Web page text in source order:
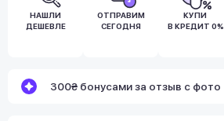
НАШЛИ
ДЕШЕВЛЕ
ОТПРАВИМ
СЕГОДНЯ
КУПИ
В КРЕДИТ 0%
300₴ бонусами за отзыв с фото